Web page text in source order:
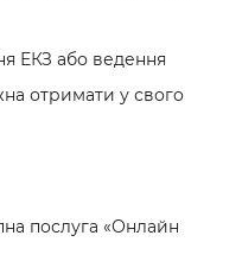
ЕКЗ або ведення
отримати у свого
послуга «Онлайн